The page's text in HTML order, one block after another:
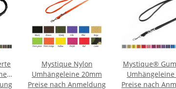
Mystique Nylon
Umhängeleine 20mm
Preise nach Anmeldung
Mystique®
15mm
Preise nach